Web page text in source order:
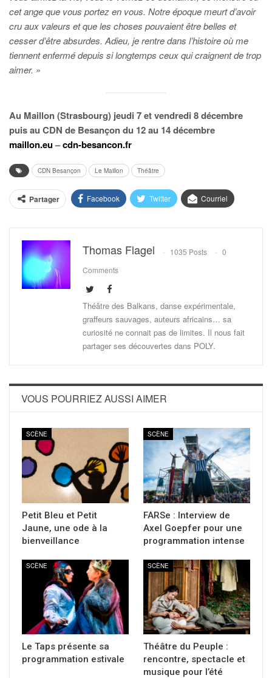
cet ange que vous portez en vous. Notre époque meurt d’avoir
cru aux valeurs et que les choses pouvaient être belles et
cesser d’être absurdes. Adieu, je rentre dans l’histoire où me
tiennent enfermé depuis si longtemps ceux qui craignent de trop
aimer. »
Au Maillon (Strasbourg) jeudi 7 et vendredi 8 décembre
puis au CDN de Besançon du 12 au 14 décembre
maillon.eu–cdn-besancon.fr
CDN Besançon Le Maillon Théâtre
Partager Facebook Twitter Courriel
Thomas Flagel 1035 Posts
0
Comments
Théâtre des Balkans, danse expérimentale,
graffeurs sauvages, auteurs africains… sa
curiosité ne connait pas de limites. Il nous fait
partager ses découvertes dans POLY.
VOUS POURRIEZ AUSSI AIMER
SCÈNE
Petit Bleu et Petit
Jaune, une ode à la
bienveillance
SCÈNE
FARSe : Interview de
Axel Goepfer pour une
programmation intense
SCÈNE
Le Taps présente sa
programmation estivale
SCÈNE
Théâtre du Peuple :
rencontre, spectacle et
musique pour l’été